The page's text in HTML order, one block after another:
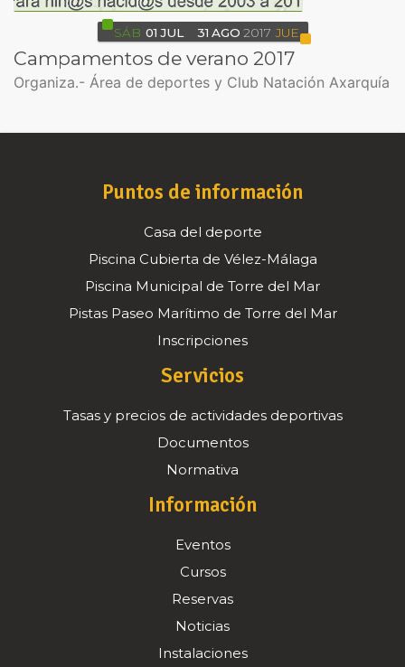
SÁB 01 JUL 31 AGO 2017 JUE
Campamentos de verano 2017
Organiza.- Área de deportes y Club Natación Axarquía
Puntos de información
Casa del deporte
Piscina Cubierta de Vélez-Málaga
Piscina Municipal de Torre del Mar
Pistas Paseo Marítimo de Torre del Mar
Inscripciones
Servicios
Tasas y precios de actividades deportivas
Documentos
Normativa
Información
Eventos
Cursos
Reservas
Noticias
Instalaciones